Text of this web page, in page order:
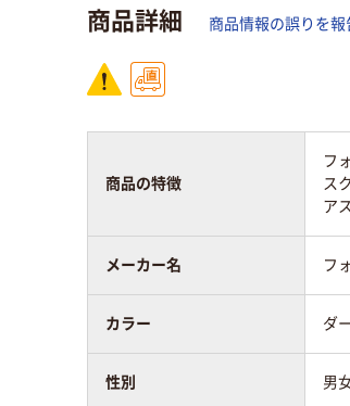
ポリエステ
アスクル商品環境
スコア
商品詳細 商品情報の誤りを報
商品の特徴
フ
ス
ア
メーカー名 フ
カラー ダ
性別 男